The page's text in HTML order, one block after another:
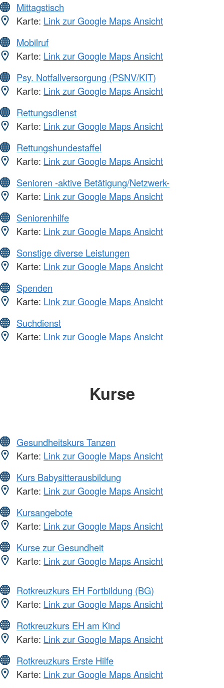
Mittagstisch
Karte: Link zur Google Maps Ansicht
Mobilruf
Karte: Link zur Google Maps Ansicht
Psy. Notfallversorgung (PSNV/KIT)
Karte: Link zur Google Maps Ansicht
Rettungsdienst
Karte: Link zur Google Maps Ansicht
Rettungshundestaffel
Karte: Link zur Google Maps Ansicht
Senioren -aktive Betätigung/Netzwerk-
Karte: Link zur Google Maps Ansicht
Seniorenhilfe
Karte: Link zur Google Maps Ansicht
Sonstige diverse Leistungen
Karte: Link zur Google Maps Ansicht
Spenden
Karte: Link zur Google Maps Ansicht
Suchdienst
Karte: Link zur Google Maps Ansicht
Kurse
Gesundheitskurs Tanzen
Karte: Link zur Google Maps Ansicht
Kurs Babysitterausbildung
Karte: Link zur Google Maps Ansicht
Kursangebote
Karte: Link zur Google Maps Ansicht
Kurse zur Gesundheit
Karte: Link zur Google Maps Ansicht
Rotkreuzkurs EH Fortbildung (BG)
Karte: Link zur Google Maps Ansicht
Rotkreuzkurs EH am Kind
Karte: Link zur Google Maps Ansicht
Rotkreuzkurs Erste Hilfe
Karte: Link zur Google Maps Ansicht